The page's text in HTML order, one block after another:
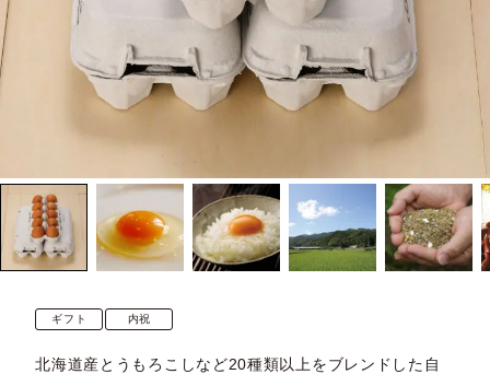
ギフト 内祝
北海道産とうもろこしなど20種類以上をブレンドした自